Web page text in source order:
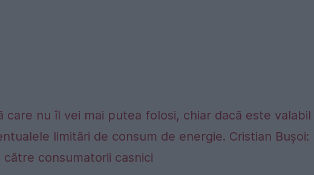
care nu îl vei mai putea folosi, chiar dacă este valabil
limitări de consum de energie. Cristian Bușoi:
consumatorii casnici